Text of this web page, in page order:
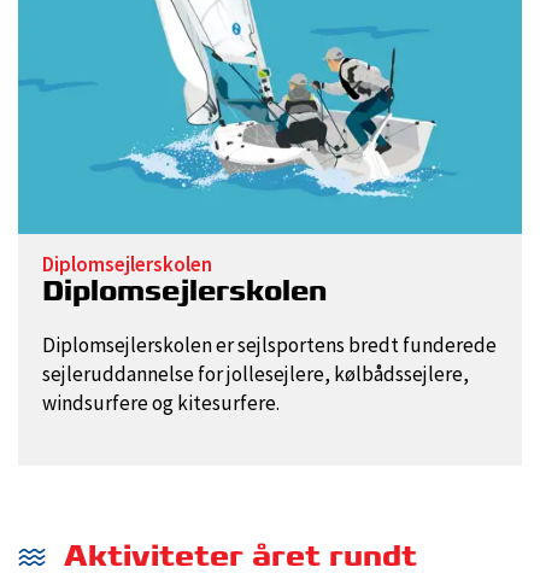
Diplomsejlerskolen
Diplomsejlerskolen
Diplomsejlerskolen er sejlsportens bredt funderede
sejleruddannelse for jollesejlere, kølbådssejlere,
windsurfere og kitesurfere.
Aktiviteter året rundt